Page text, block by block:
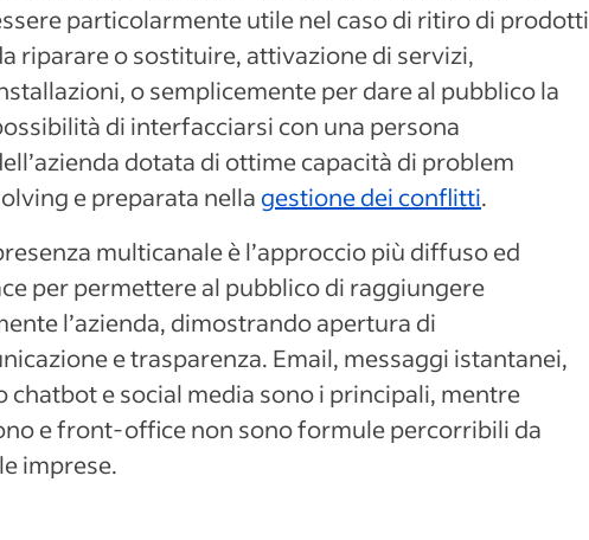
particolarmente utile nel caso di ritiro di prodotti
riparare o sostituire, attivazione di servizi,
o semplicemente per dare al pubblico la
di interfacciarsi con una persona
dotata di ottime capacità di problem
e preparata nella gestione dei conflitti.
multicanale è l’approccio più diffuso ed
per permettere al pubblico di raggiungere
l’azienda, dimostrando apertura di
e trasparenza. Email, messaggi istantanei,
chatbot e social media sono i principali, mentre
e front-office non sono formule percorribili da
imprese.